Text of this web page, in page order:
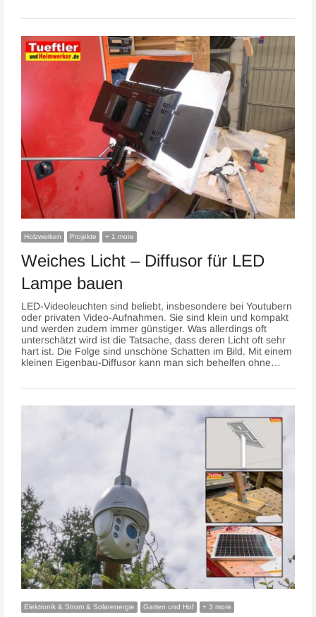
Holzwerken Projekte + 1 more
Weiches Licht – Diffusor für LED
Lampe bauen
LED-Videoleuchten sind beliebt, insbesondere bei Youtubern
oder privaten Video-Aufnahmen. Sie sind klein und kompakt
und werden zudem immer günstiger. Was allerdings oft
unterschätzt wird ist die Tatsache, dass deren Licht oft sehr
hart ist. Die Folge sind unschöne Schatten im Bild. Mit einem
kleinen Eigenbau-Diffusor kann man sich behelfen ohne…
Elektronik & Strom & Solarenergie Garten und Hof + 3 more